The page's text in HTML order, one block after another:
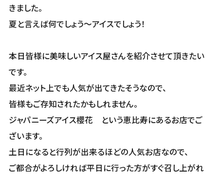
きました。
夏と言えば何でしょう～アイスでしょう！
本日皆様に美味しいアイス屋さんを紹介させて頂きたい
です。
最近ネット上でも人気が出てきたそうなので、
皆様もご存知されたかもしれません。
ジャパニーズアイス櫻花 という恵比寿にあるお店でご
ざいます。
土日になると行列が出来るほどの人気お店なので、
ご都合がよろしければ平日に行った方がすぐ召し上がれ